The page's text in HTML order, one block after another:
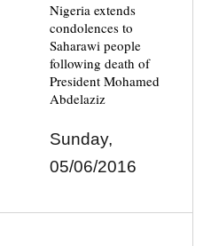
Nigeria extends
condolences to
Saharawi people
following death of
President Mohamed
Abdelaziz
Sunday,
05/06/2016